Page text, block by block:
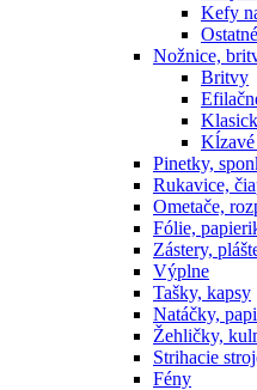
Kefy
Nožnice,
Britvy
Pinetky,
Rukavice,
Ometače,
Fólie,
Zástery,
Výplne
Tašky, kapsy
Natáčky,
Žehličky,
Strihacie
Fény